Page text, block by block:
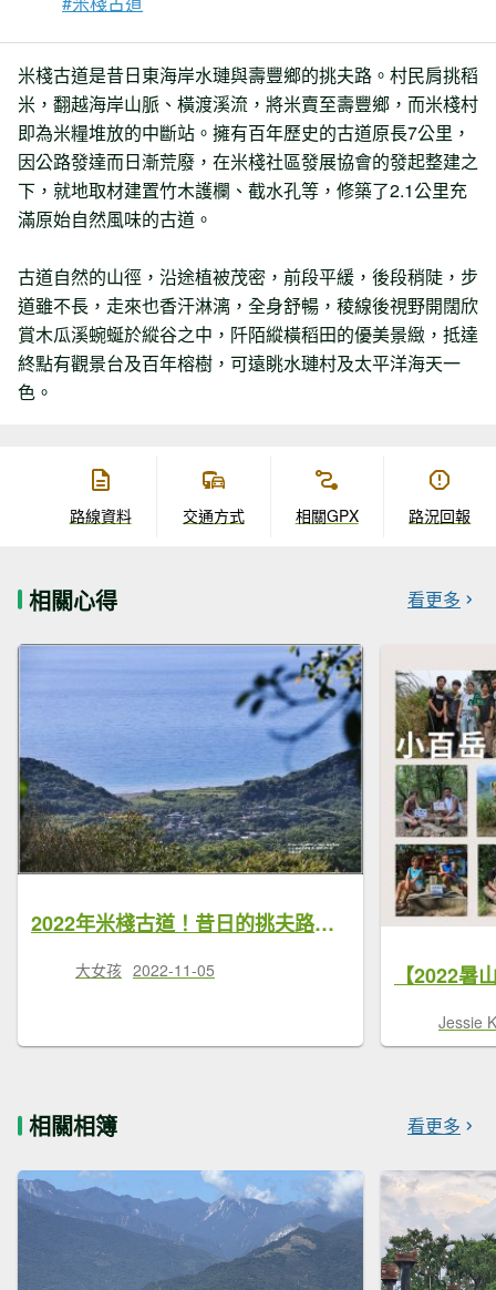
米棧古道是昔日東海岸水璉與壽豐鄉的挑夫路。村民肩挑稻
米，翻越海岸山脈、橫渡溪流，將米賣至壽豐鄉，而米棧村
即為米糧堆放的中斷站。擁有百年歷史的古道原長7公里，
因公路發達而日漸荒廢，在米棧社區發展協會的發起整建之
下，就地取材建置竹木護欄、截水孔等，修築了2.1公里充
滿原始自然風味的古道。
古道自然的山徑，沿途植被茂密，前段平緩，後段稍陡，步
道雖不長，走來也香汗淋漓，全身舒暢，稜線後視野開闊欣
賞木瓜溪蜿蜒於縱谷之中，阡陌縱橫稻田的優美景緻，抵達
終點有觀景台及百年榕樹，可遠眺水璉村及太平洋海天一
色。
路線資料 交通方式 相關GPX 路況回報
相關心得 看更多
2022年米棧古道！昔日的挑夫路，同遊歷史軌跡，山頂上的五棵大榕樹記得尋一尋、摸一摸，傳說會帶來好運唷～
大女孩 2022-11-05
Jessie
相關相簿 看更多